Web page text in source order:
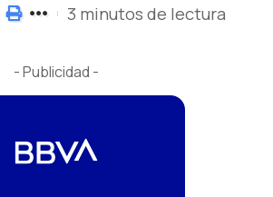
3 minutos de lectura
- Publicidad -